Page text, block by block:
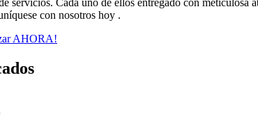
servicios. Cada uno de ellos entregado con
con nosotros hoy .
AHORA!